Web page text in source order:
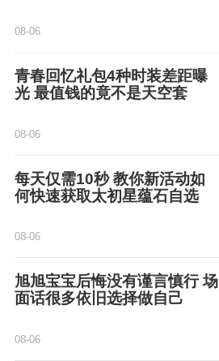
08-06
青春回忆礼包4种时装差距曝
光 最值钱的竟不是天空套
08-06
每天仅需10秒 教你新活动如
何快速获取太初星蕴石自选
08-06
旭旭宝宝后悔没有谨言慎行 场
面话很多依旧选择做自己
08-06